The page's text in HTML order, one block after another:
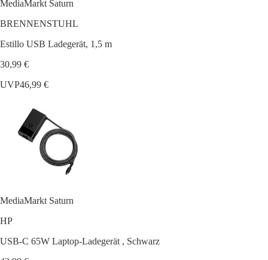
MediaMarkt Saturn
BRENNENSTUHL
Estillo USB Ladegerät, 1,5 m
30,99 €
UVP46,99 €
MediaMarkt Saturn
HP
USB-C 65W Laptop-Ladegerät , Schwarz